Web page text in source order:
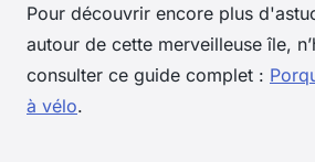
Pour découvrir encore plus
autour de cette merveilleuse île,
consulter ce guide complet :
à vélo.